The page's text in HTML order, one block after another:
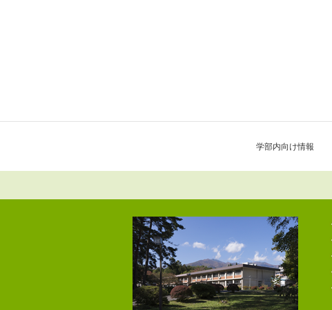
学部内向け情報